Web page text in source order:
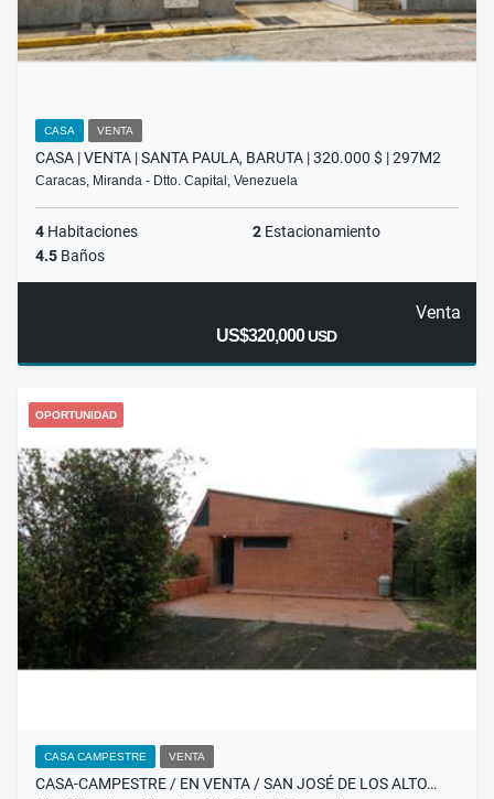
CASA VENTA
CASA | VENTA | SANTA PAULA, BARUTA | 320.000 $ | 297M2
Caracas, Miranda - Dtto. Capital, Venezuela
4 Habitaciones 2 Estacionamiento
4.5 Baños
Venta
US$320,000USD
OPORTUNIDAD
CASA CAMPESTRE VENTA
CASA-CAMPESTRE / EN VENTA / SAN JOSÉ DE LOS ALTO…